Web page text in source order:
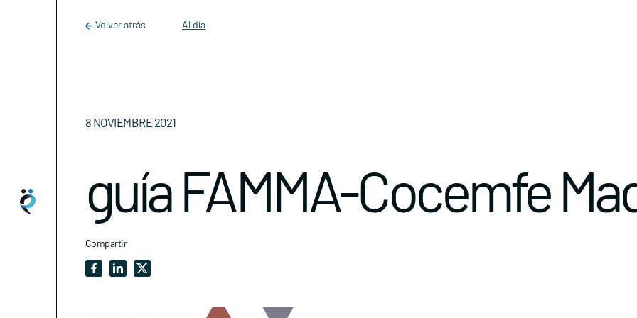
Main Navigation
Volver atrás Al día
8 NOVIEMBRE 2021
guía FAMMA-Cocemfe
Compartir